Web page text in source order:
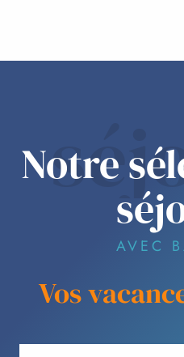
Notre
AVEC
Vos